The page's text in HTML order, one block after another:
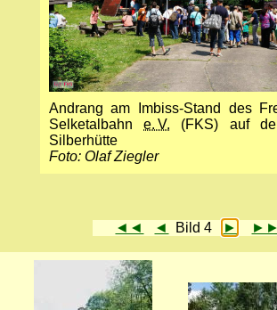
Andrang am Imbiss-Stand des
Selketal­bahne. V. (FKS) auf
Silberhütte
Foto: Olaf Ziegler
◄◄ ◄ Bild 4 ► ►►